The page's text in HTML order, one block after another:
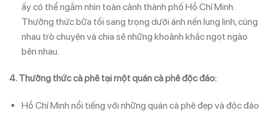
ấy có thể ngắm nhìn toàn cảnh thành phố Hồ Chí Minh.
Thưởng thức bữa tối sang trọng dưới ánh nến lung linh, cùng
nhau trò chuyện và chia sẻ những khoảnh khắc ngọt ngào
bên nhau.
4. Thưởng thức cà phê tại một quán cà phê độc đáo:
Hồ Chí Minh nổi tiếng với những quán cà phê đẹp và độc đáo